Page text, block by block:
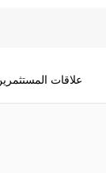
علاقات